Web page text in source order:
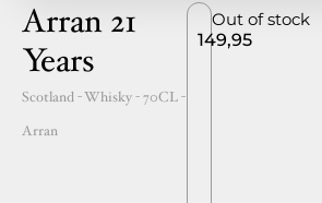
Arran 21
Years
Scotland- Whisky -70CL-
Arran
149,95
Out of stock